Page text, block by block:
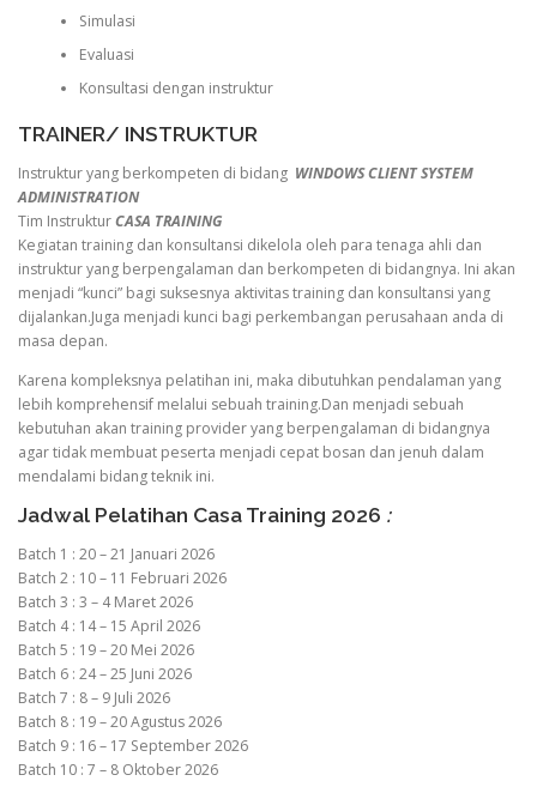
Simulasi
Evaluasi
Konsultasi dengan instruktur
TRAINER/ INSTRUKTUR
Instruktur yang berkompeten di bidang WINDOWS CLIENT SYSTEM
ADMINISTRATION
Tim InstrukturCASA TRAINING
Kegiatan training dan konsultansi dikelola oleh para tenaga ahli dan
instruktur yang berpengalaman dan berkompeten di bidangnya. Ini akan
menjadi “kunci” bagi suksesnya aktivitas training dan konsultansi yang
dijalankan.Juga menjadi kunci bagi perkembangan perusahaan anda di
masa depan.
Karena kompleksnya pelatihan ini, maka dibutuhkan pendalaman yang
lebih komprehensif melalui sebuah training.Dan menjadi sebuah
kebutuhan akan training provider yang berpengalaman di bidangnya
agar tidak membuat peserta menjadi cepat bosan dan jenuh dalam
mendalami bidang teknik ini.
Jadwal Pelatihan Casa Training 2026 :
Batch 1 : 20 – 21 Januari 2026
Batch 2 : 10 – 11 Februari 2026
Batch 3 : 3 – 4 Maret 2026
Batch 4 : 14 – 15 April 2026
Batch 5 : 19 – 20 Mei 2026
Batch 6 : 24 – 25 Juni 2026
Batch 7 : 8 – 9 Juli 2026
Batch 8 : 19 – 20 Agustus 2026
Batch 9 : 16 – 17 September 2026
Batch 10 : 7 – 8 Oktober 2026